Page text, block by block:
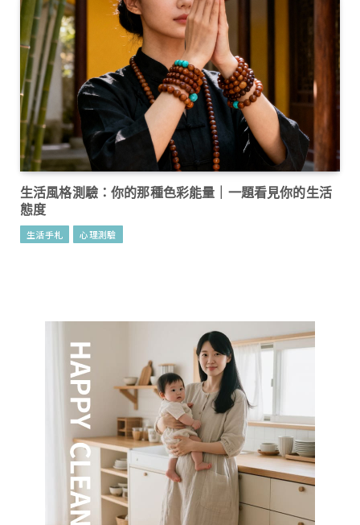
生活風格測驗：你的那種色彩能量｜一題看見你的生活
態度
生活手札 心理測驗